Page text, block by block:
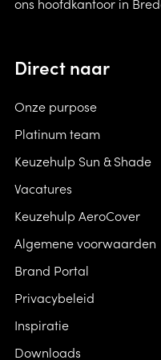
Na het sluiten van
band vastmaken
beschermhoes
te worden
Direct naar
Onze purpose
Platinum team
Keuzehulp Sun & Shade
Vacatures
Keuzehulp AeroCover
Algemene voorwaarden
Brand Portal
Privacybeleid
Inspiratie
Downloads